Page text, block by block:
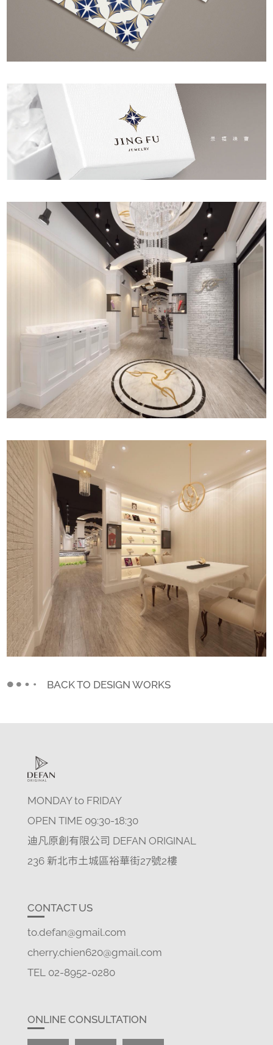
BACK TO DESIGN WORKS
MONDAY to FRIDAY
OPEN TIME 09:30-18:30
迪凡原創有限公司 DEFAN ORIGINAL
236 新北市土城區裕華街27號2樓
CONTACT US
to.defan@gmail.com
cherry.chien620@gmail.com
TEL 02-8952-0280
ONLINE CONSULTATION